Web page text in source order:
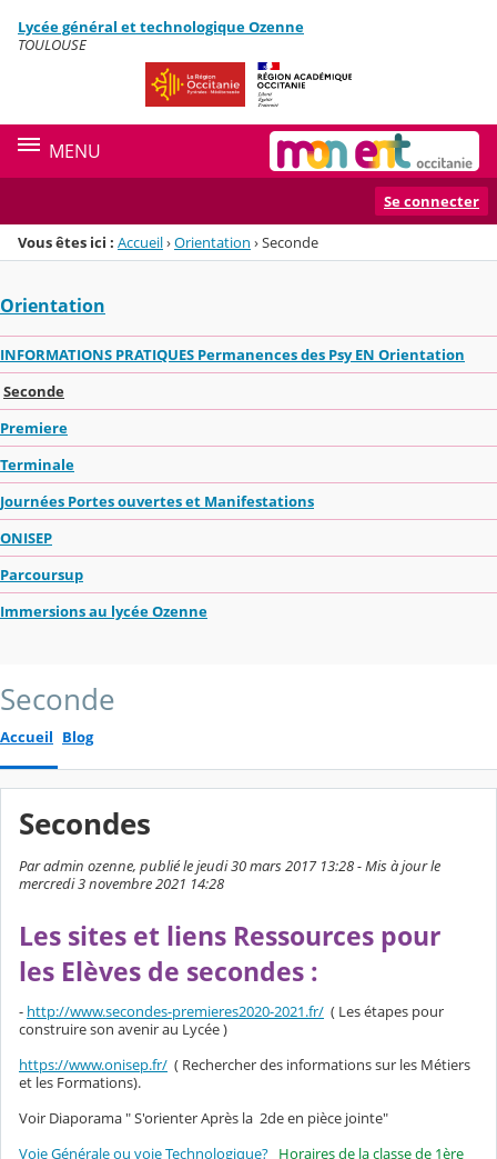
Menu de la rubrique
Contenu
Lycée général et technologique Ozenne
TOULOUSE
MENU
Se connecter
Vous êtes ici : Accueil›Orientation ›Seconde
Orientation
INFORMATIONS PRATIQUES Permanences des Psy EN Orientation
Seconde
Premiere
Terminale
Journées Portes ouvertes et Manifestations
ONISEP
Parcoursup
Immersions au lycée Ozenne
Seconde
Accueil Blog
Secondes
Par admin ozenne, publié le jeudi 30 mars 2017 13:28 - Mis à jour le
mercredi 3 novembre 2021 14:28
Les sites et liens Ressources pour
les Elèves de secondes :
- http://www.secondes-premieres2020-2021.fr/ ( Les étapes pour
construire son avenir au Lycée )
https://www.onisep.fr/ ( Rechercher des informations sur les Métiers
et les Formations).
Voir Diaporama " S'orienter Après la 2de en pièce jointe"
Voie Générale ou voie Technologique? Horaires de la classe de 1ère